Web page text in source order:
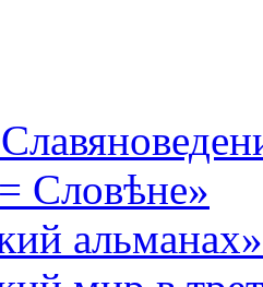
Словѣне»
альманах»